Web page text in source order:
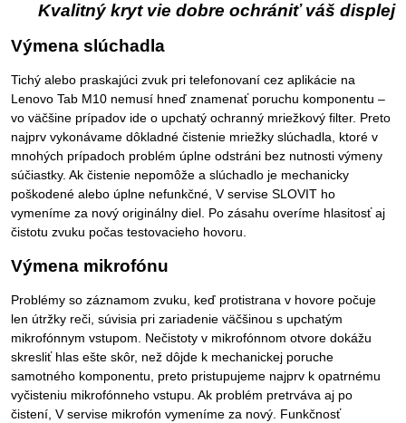
Kvalitný kryt vie dobre ochrániť váš displej
Výmena slúchadla
Tichý alebo praskajúci zvuk pri telefonovaní cez aplikácie na
Lenovo Tab M10 nemusí hneď znamenať poruchu komponentu –
vo väčšine prípadov ide o upchatý ochranný mriežkový filter. Preto
najprv vykonávame dôkladné čistenie mriežky slúchadla, ktoré v
mnohých prípadoch problém úplne odstráni bez nutnosti výmeny
súčiastky. Ak čistenie nepomôže a slúchadlo je mechanicky
poškodené alebo úplne nefunkčné, V servise SLOVIT ho
vymeníme za nový originálny diel. Po zásahu overíme hlasitosť aj
čistotu zvuku počas testovacieho hovoru.
Výmena mikrofónu
Problémy so záznamom zvuku, keď protistrana v hovore počuje
len útržky reči, súvisia pri zariadenie väčšinou s upchatým
mikrofónnym vstupom. Nečistoty v mikrofónnom otvore dokážu
skresliť hlas ešte skôr, než dôjde k mechanickej poruche
samotného komponentu, preto pristupujeme najprv k opatrnému
vyčisteniu mikrofónneho vstupu. Ak problém pretrváva aj po
čistení, V servise mikrofón vymeníme za nový. Funkčnosť